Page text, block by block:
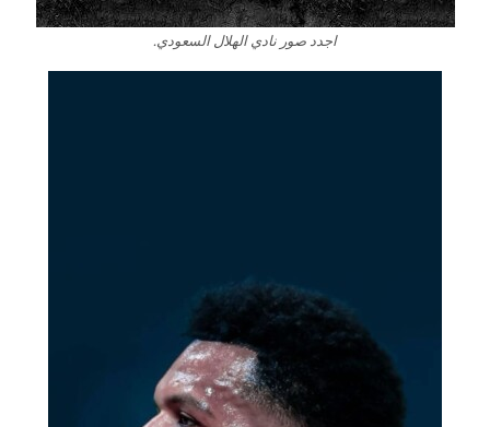
اجدد صور نادي الهلال السعودي.